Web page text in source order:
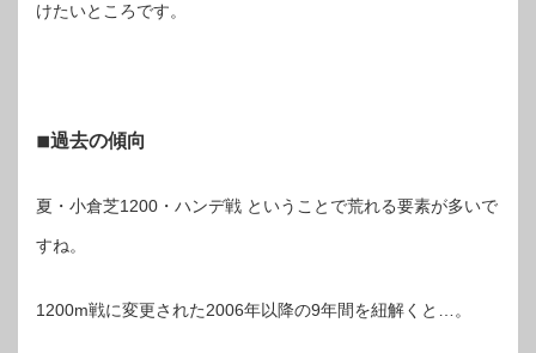
けたいところです。
◾︎過去の傾向
夏・小倉芝1200・ハンデ戦 ということで荒れる要素が多いで
すね。
1200m戦に変更された2006年以降の9年間を紐解くと…。